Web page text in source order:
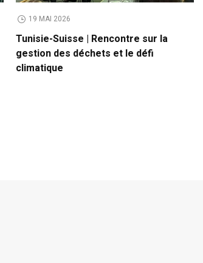
19 MAI 2026
Tunisie-Suisse | Rencontre sur la
gestion des déchets et le défi
climatique